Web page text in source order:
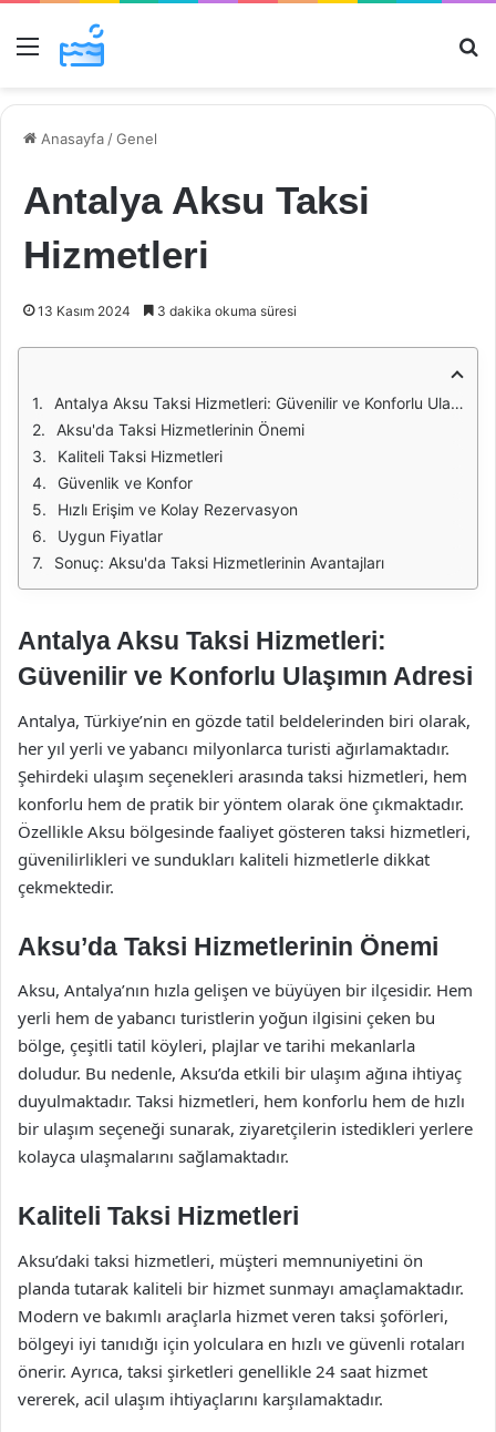
Menü
Anasayfa /Genel
Antalya Aksu Taksi
Hizmetleri
13 Kasım 2024 3 dakika okuma süresi
Antalya Aksu Taksi Hizmetleri: Güvenilir ve Konforlu Ulaşımın Adresi
Aksu'da Taksi Hizmetlerinin Önemi
Kaliteli Taksi Hizmetleri
Güvenlik ve Konfor
Hızlı Erişim ve Kolay Rezervasyon
Uygun Fiyatlar
Sonuç: Aksu'da Taksi Hizmetlerinin Avantajları
Antalya Aksu Taksi Hizmetleri:
Güvenilir ve Konforlu Ulaşımın Adresi
Antalya, Türkiye’nin en gözde tatil beldelerinden biri olarak,
her yıl yerli ve yabancı milyonlarca turisti ağırlamaktadır.
Şehirdeki ulaşım seçenekleri arasında taksi hizmetleri, hem
konforlu hem de pratik bir yöntem olarak öne çıkmaktadır.
Özellikle Aksu bölgesinde faaliyet gösteren taksi hizmetleri,
güvenilirlikleri ve sundukları kaliteli hizmetlerle dikkat
çekmektedir.
Aksu’da Taksi Hizmetlerinin Önemi
Aksu, Antalya’nın hızla gelişen ve büyüyen bir ilçesidir. Hem
yerli hem de yabancı turistlerin yoğun ilgisini çeken bu
bölge, çeşitli tatil köyleri, plajlar ve tarihi mekanlarla
doludur. Bu nedenle, Aksu’da etkili bir ulaşım ağına ihtiyaç
duyulmaktadır. Taksi hizmetleri, hem konforlu hem de hızlı
bir ulaşım seçeneği sunarak, ziyaretçilerin istedikleri yerlere
kolayca ulaşmalarını sağlamaktadır.
Kaliteli Taksi Hizmetleri
Aksu’daki taksi hizmetleri, müşteri memnuniyetini ön
planda tutarak kaliteli bir hizmet sunmayı amaçlamaktadır.
Modern ve bakımlı araçlarla hizmet veren taksi şoförleri,
bölgeyi iyi tanıdığı için yolculara en hızlı ve güvenli rotaları
önerir. Ayrıca, taksi şirketleri genellikle 24 saat hizmet
vererek, acil ulaşım ihtiyaçlarını karşılamaktadır.